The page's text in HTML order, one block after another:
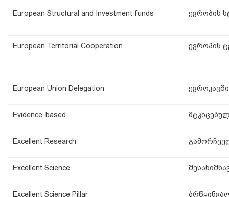
European Structural and Investment funds ევროპის
European Territorial Cooperation ევროპის
European Union Delegation
Evidence-based
Excellent Research
Excellent Science
Excellent Science Pillar